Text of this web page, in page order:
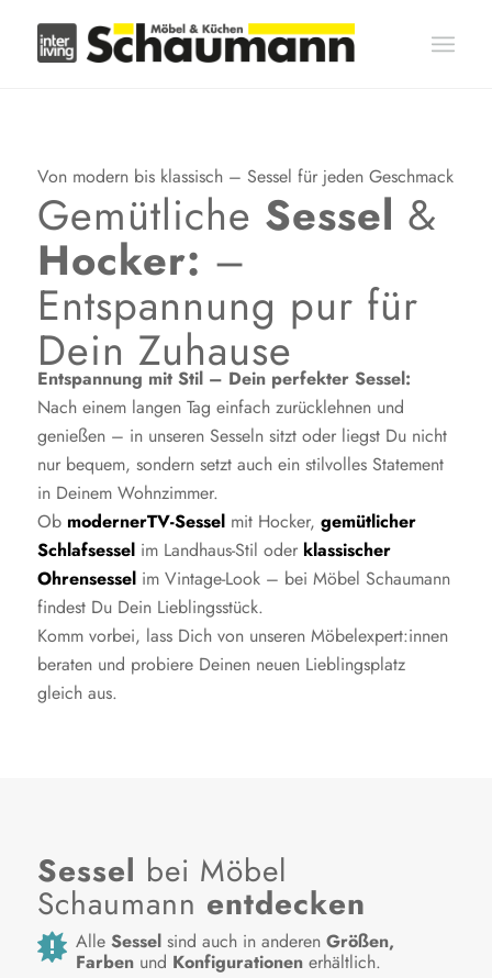
Von modern bis klassisch – Sessel für jeden Geschmack
Gemütliche Sessel &
Hocker: –
Entspannung pur für
Dein Zuhause
Entspannung mit Stil – Dein perfekter Sessel:
Nach einem langen Tag einfach zurücklehnen und
genießen – in unseren Sesseln sitzt oder liegst Du nicht
nur bequem, sondern setzt auch ein stilvolles Statement
in Deinem Wohnzimmer.
Ob modernerTV-Sesselmit Hocker, gemütlicher
Schlafsesselim Landhaus-Stil oder klassischer
Ohrensesselim Vintage-Look – bei Möbel Schaumann
findest Du Dein Lieblingsstück.
Komm vorbei, lass Dich von unseren Möbelexpert:innen
beraten und probiere Deinen neuen Lieblingsplatz
gleich aus.
Sessel bei Möbel
Schaumann entdecken
Alle Sesselsind auch in anderen Größen,
Farbenund Konfigurationenerhältlich.